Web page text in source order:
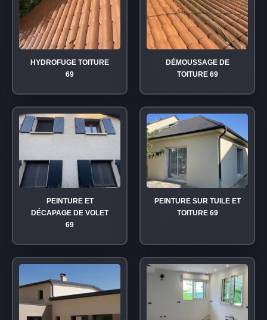
HYDROFUGE TOITURE
69
DÉMOUSSAGE DE
TOITURE 69
PEINTURE ET
DÉCAPAGE DE VOLET
69
PEINTURE SUR TUILE ET
TOITURE 69